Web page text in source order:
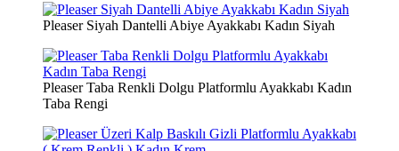
Pleaser Siyah Dantelli Abiye Ayakkabı Kadın Siyah
Pleaser Taba Renkli Dolgu Platformlu Ayakkabı Kadın
Taba Rengi